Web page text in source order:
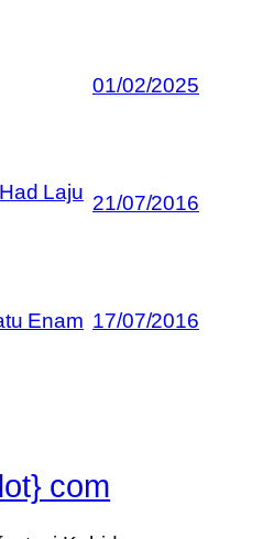
01/02/2025
Laju 21/07/2016
Enam 17/07/2016
com